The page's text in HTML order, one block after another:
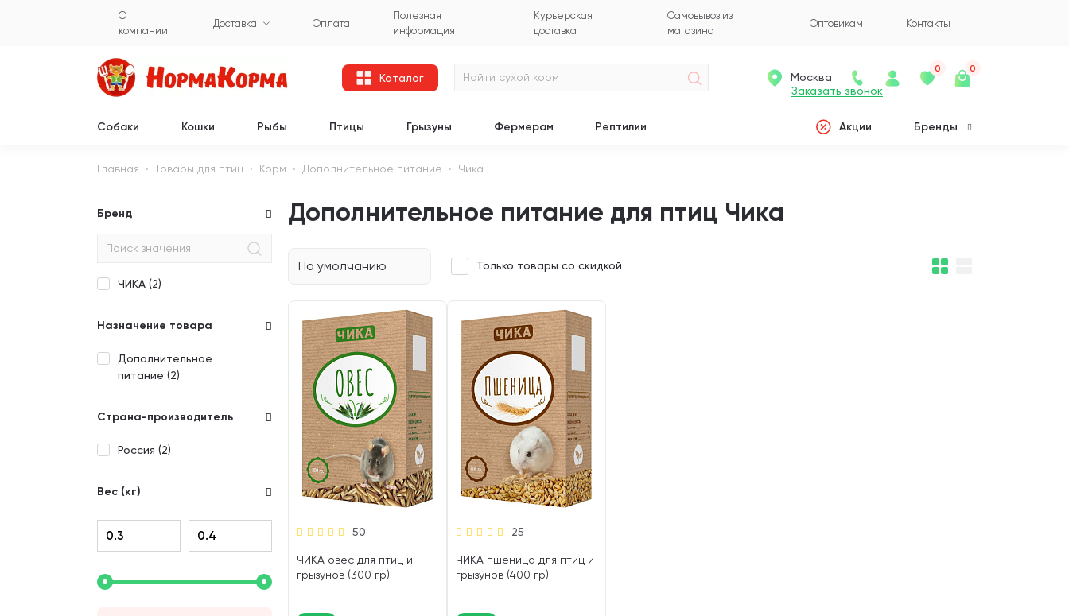
О
компании
Доставка Оплата
Полезная
информация
Курьерская
доставка
Самовывоз из
магазина
Оптовикам Контакты
Каталог
Заказать звонок
Москва
0 0
Собаки Кошки Рыбы Птицы Грызуны Фермерам Рептилии Акции Бренды
Главная Товары для птиц Корм Дополнительное питание Чика
Бренд
ЧИКА (2)
Назначение товара
Дополнительное
питание (2)
Страна-производитель
Россия (2)
Вес (кг)
Дополнительное питание для птиц Чика
По умолчанию Только товары со скидкой
50
ЧИКА овес для птиц и
грызунов (300 гр)
25
ЧИКА пшеница для птиц и
грызунов (400 гр)